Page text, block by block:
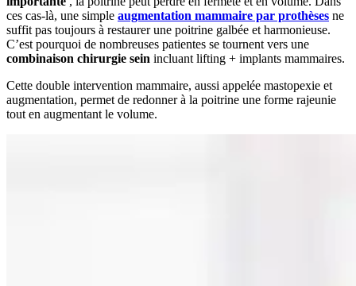
ces cas-là, une simple augmentation mammaire par prothèses ne
suffit pas toujours à restaurer une poitrine galbée et harmonieuse.
C’est pourquoi de nombreuses patientes se tournent vers une
combinaison chirurgie sein incluant lifting + implants mammaires.
Cette double intervention mammaire, aussi appelée mastopexie et
augmentation, permet de redonner à la poitrine une forme rajeunie
tout en augmentant le volume.